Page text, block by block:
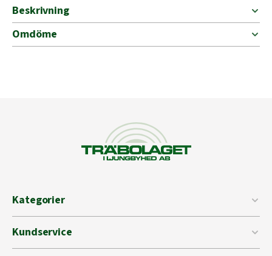
mängd
Beskrivning
Omdöme
Kategorier
Kundservice